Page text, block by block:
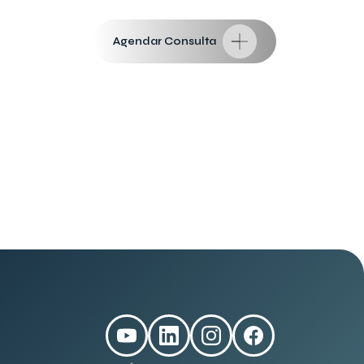
Agendar Consulta